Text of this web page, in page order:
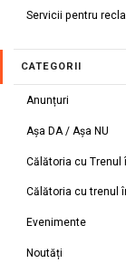
Servicii pentru
CATEGORII
Anunțuri
Așa DA / Așa NU
Călătoria cu Trenul
Călătoria cu trenul
Evenimente
Noutăți